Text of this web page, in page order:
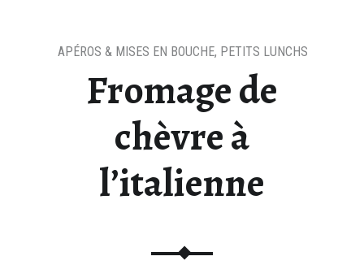
Fromage de
chèvre à
l’italienne
APÉROS & MISES EN BOUCHE, PETITS LUNCHS